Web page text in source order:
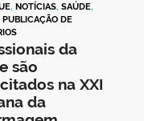
, NOTÍCIAS, SAÚDE,
DE
da
são
na XXI
da